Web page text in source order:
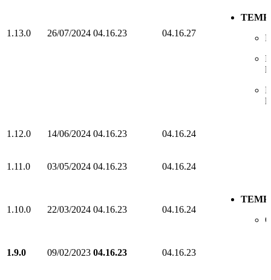
1.13.0 26/07/2024 04.16.23 04.16.27
1.12.0 14/06/2024 04.16.23 04.16.24
1.11.0 03/05/2024 04.16.23 04.16.24
1.10.0 22/03/2024 04.16.23 04.16.24
1.9.0 09/02/2023 04.16.23 04.16.23